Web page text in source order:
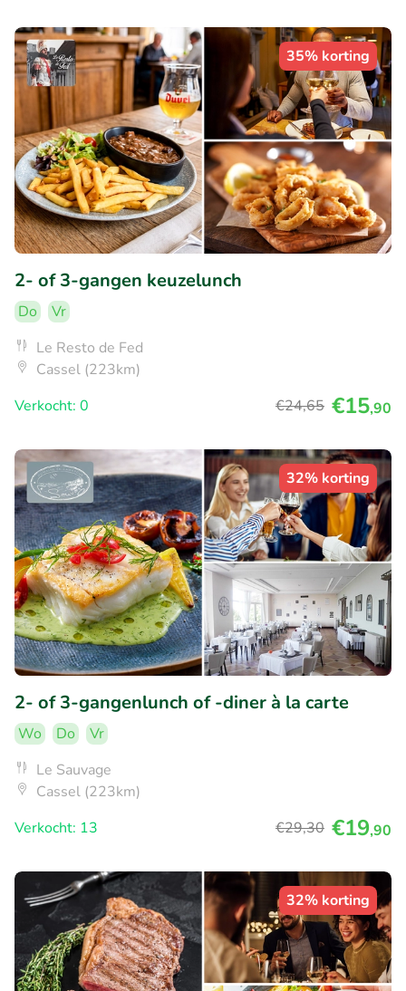
35% korting
2- of 3-gangen keuzelunch
Do
Vr
Le Resto de Fed
Cassel (223km)
Verkocht: 0
€24,65 €15,90
32% korting
2- of 3-gangenlunch of -diner à la carte
Wo Do
Vr
Le Sauvage
Cassel (223km)
Verkocht: 13
€29,30 €19,90
32% korting